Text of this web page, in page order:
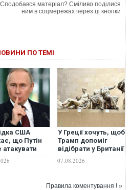
Сподобався матеріал? Сміливо поділися
ним в соцмережах через ці кнопки
ПО ТЕМІ
США
що Путін
осені, -
У Греції хочуть, щоб
Трамп допоміг
відібрати у Британії
скульптури
07.08.2026
Правила коментування ! »